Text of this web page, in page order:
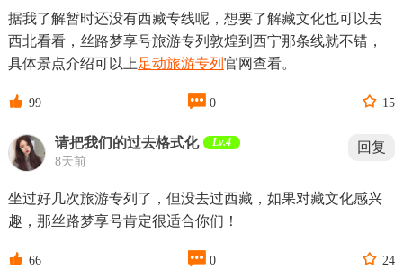
据我了解暂时还没有西藏专线呢，想要了解藏文化也可以去
西北看看，丝路梦享号旅游专列敦煌到西宁那条线就不错，
具体景点介绍可以上 足动旅游专列 官网查看。
 99  0  15
请把我们的过去格式化 Lv.4
8天前
回复
坐过好几次旅游专列了，但没去过西藏，如果对藏文化感兴
趣，那丝路梦享号肯定很适合你们！
 66  0  24